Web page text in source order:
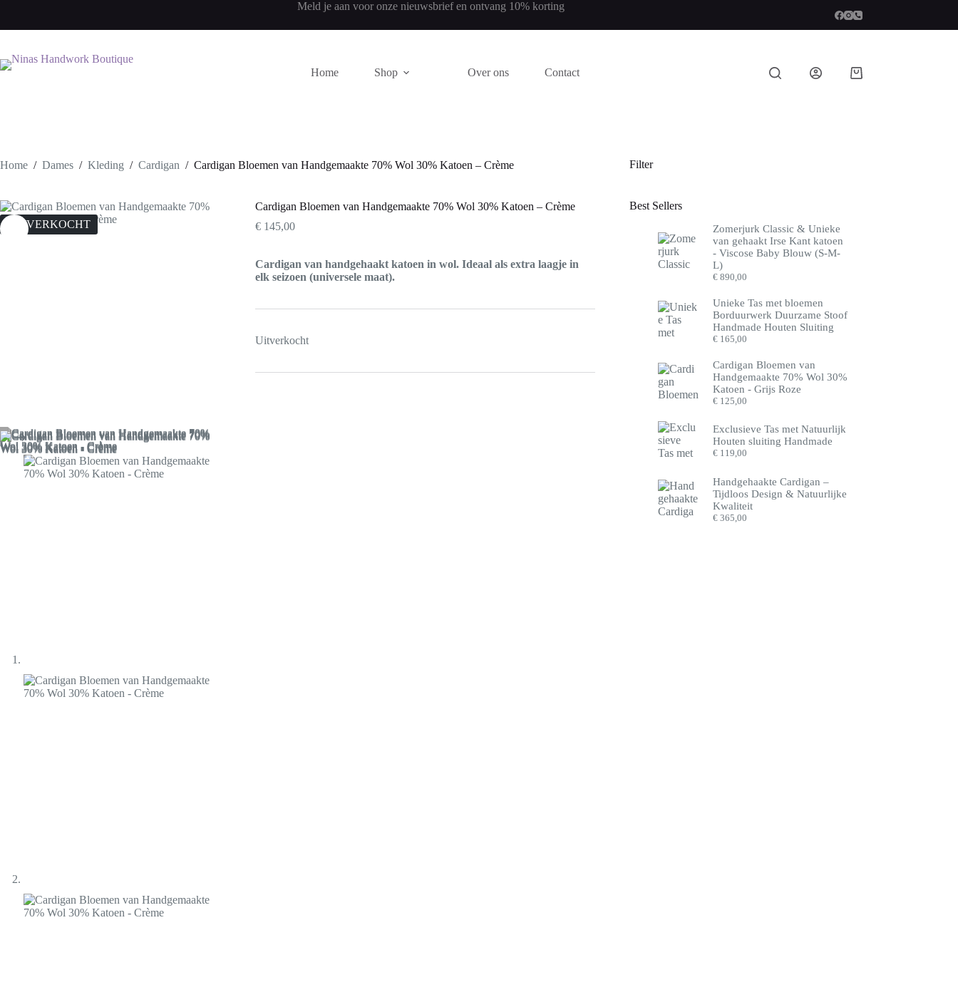
de
Meld je aan voor onze nieuwsbrief en ontvang 10% korting
Home Shop Over ons Contact Winkelwagen
Home / Dames / Kleding / Cardigan / Cardigan Bloemen van Handgemaakte 70% Wol 30% Katoen – Crème
UITVERKOCHT
Cardigan Bloemen van Handgemaakte 70% Wol 30% Katoen – Crème
€145,00
Cardigan van handgehaakt katoen in wol. Ideaal als extra laagje in
elk seizoen (universele maat).
Uitverkocht
Filter
Best Sellers
Zomerjurk Classic & Unieke
van gehaakt Irse Kant katoen
- Viscose Baby Blouw (S-M-
L)
€ 890,00
Unieke Tas met bloemen
Borduurwerk Duurzame Stoof
Handmade Houten Sluiting
€ 165,00
Cardigan Bloemen van
Handgemaakte 70% Wol 30%
Katoen - Grijs Roze
€ 125,00
Exclusieve Tas met Natuurlijk
Houten sluiting Handmade
€ 119,00
Handgehaakte Cardigan –
Tijdloos Design & Natuurlijke
Kwaliteit
€ 365,00